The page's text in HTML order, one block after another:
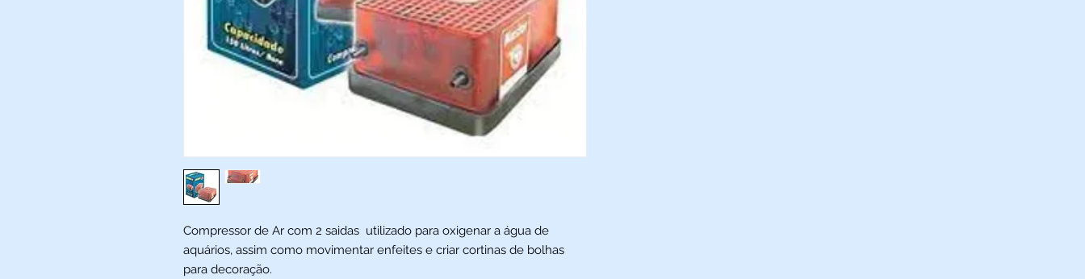
Compressor de Ar com 2 saidas utilizado para oxigenar a água de
aquários, assim como movimentar enfeites e criar cortinas de bolhas
para decoração.